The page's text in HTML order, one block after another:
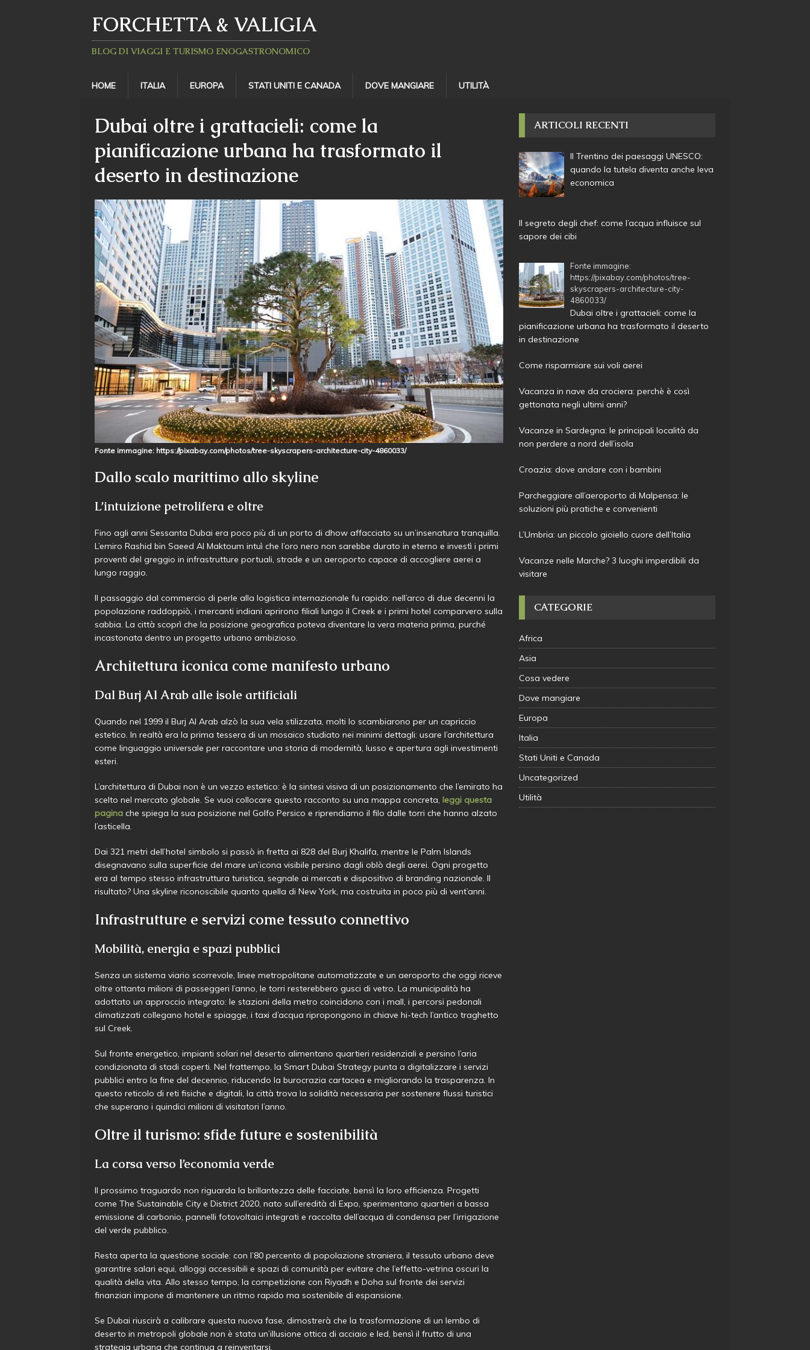
FORCHETTA & VALIGIA
BLOG DI VIAGGI E TURISMO ENOGASTRONOMICO
HOME ITALIA EUROPA STATI UNITI E CANADA DOVE MANGIARE UTILITÀ
Dubai oltre i grattacieli: come la
pianificazione urbana ha trasformato il
deserto in destinazione
Fonte immagine: https://pixabay.com/photos/tree-skyscrapers-architecture-city-4860033/
Dallo scalo marittimo allo skyline
L’intuizione petrolifera e oltre
Fino agli anni Sessanta Dubai era poco più di un porto di dhow affacciato su un’insenatura tranquilla.
L’emiro Rashid bin Saeed Al Maktoum intuì che l’oro nero non sarebbe durato in eterno e investì i primi
proventi del greggio in infrastrutture portuali, strade e un aeroporto capace di accogliere aerei a
lungo raggio.
Il passaggio dal commercio di perle alla logistica internazionale fu rapido: nell’arco di due decenni la
popolazione raddoppiò, i mercanti indiani aprirono filiali lungo il Creek e i primi hotel comparvero sulla
sabbia. La città scoprì che la posizione geografica poteva diventare la vera materia prima, purché
incastonata dentro un progetto urbano ambizioso.
Architettura iconica come manifesto urbano
Dal Burj Al Arab alle isole artificiali
Quando nel 1999 il Burj Al Arab alzò la sua vela stilizzata, molti lo scambiarono per un capriccio
estetico. In realtà era la prima tessera di un mosaico studiato nei minimi dettagli: usare l’architettura
come linguaggio universale per raccontare una storia di modernità, lusso e apertura agli investimenti
esteri.
L’architettura di Dubai non è un vezzo estetico: è la sintesi visiva di un posizionamento che l’emirato ha
scelto nel mercato globale. Se vuoi collocare questo racconto su una mappa concreta, leggi questa
pagina che spiega la sua posizione nel Golfo Persico e riprendiamo il filo dalle torri che hanno alzato
l’asticella.
Dai 321 metri dell’hotel simbolo si passò in fretta ai 828 del Burj Khalifa, mentre le Palm Islands
disegnavano sulla superficie del mare un’icona visibile persino dagli oblò degli aerei. Ogni progetto
era al tempo stesso infrastruttura turistica, segnale ai mercati e dispositivo di branding nazionale. Il
risultato? Una skyline riconoscibile quanto quella di New York, ma costruita in poco più di vent’anni.
Infrastrutture e servizi come tessuto connettivo
Mobilità, energia e spazi pubblici
Senza un sistema viario scorrevole, linee metropolitane automatizzate e un aeroporto che oggi riceve
oltre ottanta milioni di passeggeri l’anno, le torri resterebbero gusci di vetro. La municipalità ha
adottato un approccio integrato: le stazioni della metro coincidono con i mall, i percorsi pedonali
climatizzati collegano hotel e spiagge, i taxi d’acqua ripropongono in chiave hi-tech l’antico traghetto
sul Creek.
Sul fronte energetico, impianti solari nel deserto alimentano quartieri residenziali e persino l’aria
condizionata di stadi coperti. Nel frattempo, la Smart Dubai Strategy punta a digitalizzare i servizi
pubblici entro la fine del decennio, riducendo la burocrazia cartacea e migliorando la trasparenza. In
questo reticolo di reti fisiche e digitali, la città trova la solidità necessaria per sostenere flussi turistici
che superano i quindici milioni di visitatori l’anno.
Oltre il turismo: sfide future e sostenibilità
La corsa verso l’economia verde
Il prossimo traguardo non riguarda la brillantezza delle facciate, bensì la loro efficienza. Progetti
come The Sustainable City e District 2020, nato sull’eredità di Expo, sperimentano quartieri a bassa
emissione di carbonio, pannelli fotovoltaici integrati e raccolta dell’acqua di condensa per l’irrigazione
del verde pubblico.
Resta aperta la questione sociale: con l’80 percento di popolazione straniera, il tessuto urbano deve
garantire salari equi, alloggi accessibili e spazi di comunità per evitare che l’effetto-vetrina oscuri la
qualità della vita. Allo stesso tempo, la competizione con Riyadh e Doha sul fronte dei servizi
finanziari impone di mantenere un ritmo rapido ma sostenibile di espansione.
Se Dubai riuscirà a calibrare questa nuova fase, dimostrerà che la trasformazione di un lembo di
deserto in metropoli globale non è stata un’illusione ottica di acciaio e led, bensì il frutto di una
strategia urbana che continua a reinventarsi.
ARTICOLI RECENTI
Il Trentino dei paesaggi UNESCO:
quando la tutela diventa anche leva
economica
Il segreto degli chef: come l’acqua influisce sul
sapore dei cibi
Fonte immagine:
https://pixabay.com/photos/tree-
skyscrapers-architecture-city-
4860033/
Dubai oltre i grattacieli: come la
pianificazione urbana ha trasformato il deserto
in destinazione
Come risparmiare sui voli aerei
Vacanza in nave da crociera: perchè è così
gettonata negli ultimi anni?
Vacanze in Sardegna: le principali località da
non perdere a nord dell’isola
Croazia: dove andare con i bambini
Parcheggiare all’aeroporto di Malpensa: le
soluzioni più pratiche e convenienti
L’Umbria: un piccolo gioiello cuore dell’Italia
Vacanze nelle Marche? 3 luoghi imperdibili da
visitare
CATEGORIE
Africa
Asia
Cosa vedere
Dove mangiare
Europa
Italia
Stati Uniti e Canada
Uncategorized
Utilità